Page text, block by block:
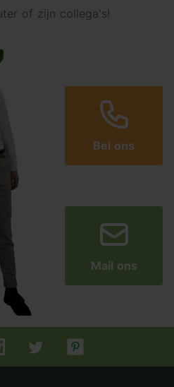
of zijn collega's!
Bel ons
Mail ons
op Facebookop Instagram
Tuincentrum.nl op Twitter
Tuincentrum.nl op